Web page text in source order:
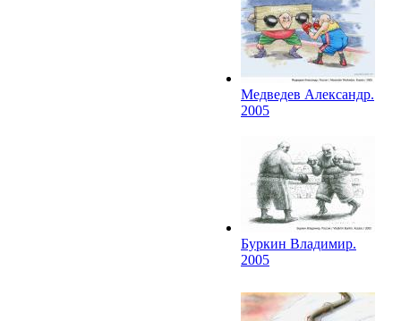
Медведев Александр.
2005
Буркин Владимир.
2005